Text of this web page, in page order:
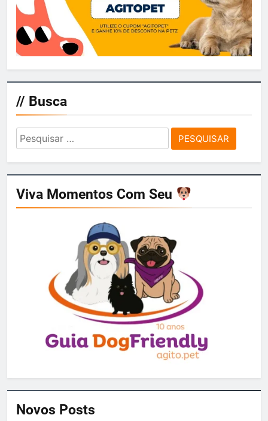
// Busca
Pesquisar
por:
Viva Momentos Com Seu
Novos Posts